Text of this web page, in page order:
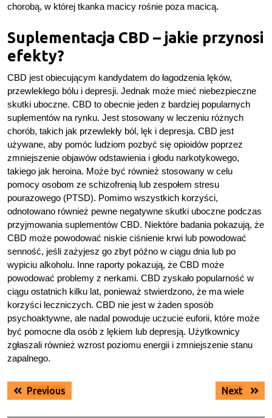
chorobą, w której tkanka macicy rośnie poza macicą.
Suplementacja CBD – jakie przynosi
efekty?
CBD jest obiecującym kandydatem do łagodzenia lęków,
przewlekłego bólu i depresji. Jednak może mieć niebezpieczne
skutki uboczne. CBD to obecnie jeden z bardziej popularnych
suplementów na rynku. Jest stosowany w leczeniu różnych
chorób, takich jak przewlekły ból, lęk i depresja. CBD jest
używane, aby pomóc ludziom pozbyć się opioidów poprzez
zmniejszenie objawów odstawienia i głodu narkotykowego,
takiego jak heroina. Może być również stosowany w celu
pomocy osobom ze schizofrenią lub zespołem stresu
pourazowego (PTSD). Pomimo wszystkich korzyści,
odnotowano również pewne negatywne skutki uboczne podczas
przyjmowania suplementów CBD. Niektóre badania pokazują, że
CBD może powodować niskie ciśnienie krwi lub powodować
senność, jeśli zażyjesz go zbyt późno w ciągu dnia lub po
wypiciu alkoholu. Inne raporty pokazują, że CBD może
powodować problemy z nerkami. CBD zyskało popularność w
ciągu ostatnich kilku lat, ponieważ stwierdzono, że ma wiele
korzyści leczniczych. CBD nie jest w żaden sposób
psychoaktywne, ale nadal powoduje uczucie euforii, które może
być pomocne dla osób z lękiem lub depresją. Użytkownicy
zgłaszali również wzrost poziomu energii i zmniejszenie stanu
zapalnego.
Nawigacja
wpisu
Previous Next
Next